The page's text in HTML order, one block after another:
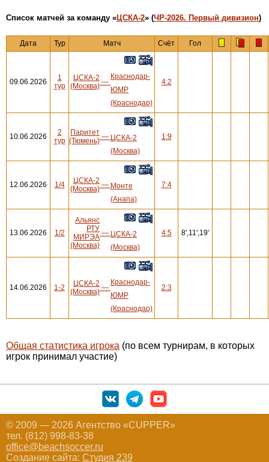
Cписок матчей за команду «ЦСКА-2» (ЧР-2026. Первый дивизион)
Дата Тур Матч Счёт Гол
09.06.2026
1
тур
ЦСКА-2
(Москва) —
Краснодар-
ЮМР
(Краснодар)
4:2
10.06.2026
2
тур
Паритет
(Тюмень) — ЦСКА-2
(Москва)
1:9
12.06.2026 1/4
ЦСКА-2
(Москва) — Монте
(Анапа)
7:4
13.06.2026 1/2
Альянс
РТУ
МИРЭА
(Москва)
— ЦСКА-2
(Москва)
4:5 8',11',19'
14.06.2026 1-2
ЦСКА-2
(Москва) —
Краснодар-
ЮМР
(Краснодар)
2:3
Общая статистика игрока (по всем турнирам, в которых
игрок принимал участие)
© 2009 — 2026 Агентство «CUPPER»
тел. (812) 998-83-38
office@beachsoccer.ru
Создание сайта: Студия 239